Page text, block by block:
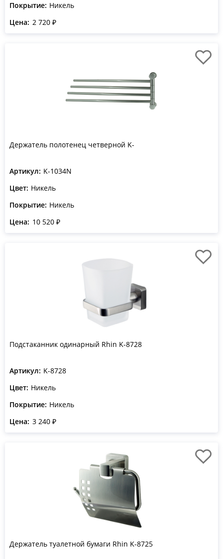
Покрытие: Никель
Цена: 2 720 ₽
Держатель полотенец четверной K-
Артикул: K-1034N
Цвет: Никель
Покрытие: Никель
Цена: 10 520 ₽
Подстаканник одинарный Rhin K-8728
Артикул: K-8728
Цвет: Никель
Покрытие: Никель
Цена: 3 240 ₽
Держатель туалетной бумаги Rhin K-8725